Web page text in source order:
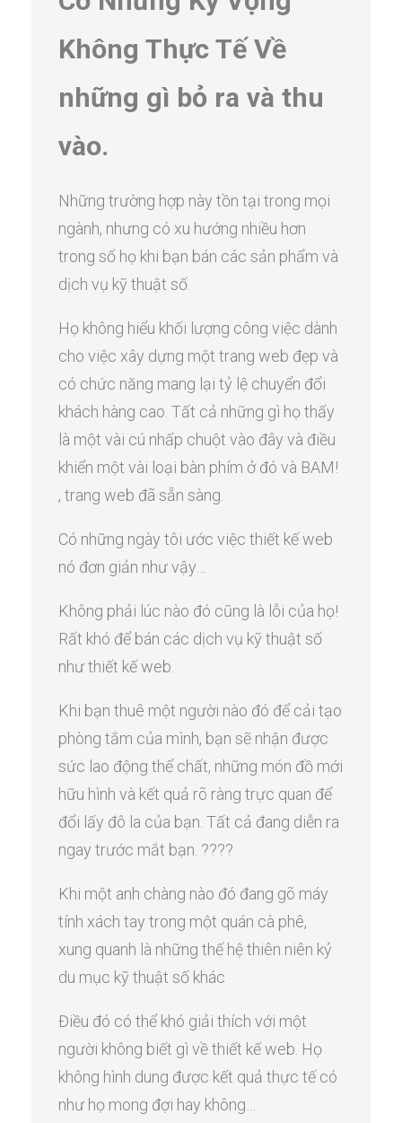
Không Thực Tế Về
những gì bỏ ra và thu
vào.
Những trường hợp này tồn tại trong mọi
ngành, nhưng có xu hướng nhiều hơn
trong số họ khi bạn bán các sản phẩm và
dịch vụ kỹ thuật số.
Họ không hiểu khối lượng công việc dành
cho việc xây dựng một trang web đẹp và
có chức năng mang lại tỷ lệ chuyển đổi
khách hàng cao. Tất cả những gì họ thấy
là một vài cú nhấp chuột vào đây và điều
khiển một vài loại bàn phím ở đó và BAM!
, trang web đã sẵn sàng.
Có những ngày tôi ước việc thiết kế web
nó đơn giản như vậy…
Không phải lúc nào đó cũng là lỗi của họ!
Rất khó để bán các dịch vụ kỹ thuật số
như thiết kế web.
Khi bạn thuê một người nào đó để cải tạo
phòng tắm của mình, bạn sẽ nhận được
sức lao động thể chất, những món đồ mới
hữu hình và kết quả rõ ràng trực quan để
đổi lấy đô la của bạn. Tất cả đang diễn ra
ngay trước mắt bạn. ????
Khi một anh chàng nào đó đang gõ máy
tính xách tay trong một quán cà phê,
xung quanh là những thế hệ thiên niên kỷ
du mục kỹ thuật số khác
Điều đó có thể khó giải thích với một
người không biết gì về thiết kế web. Họ
không hình dung được kết quả thực tế có
như họ mong đợi hay không…